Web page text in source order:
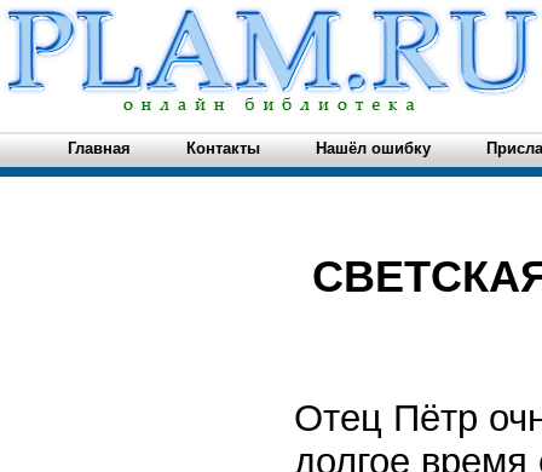
Главная Контакты Нашёл ошибку
Отец Пётр
долгое время